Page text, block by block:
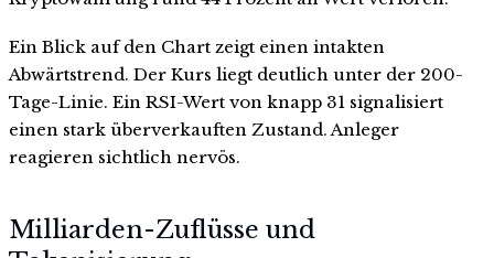
Ein Blick auf den Chart zeigt einen intakten
Abwärtstrend. Der Kurs liegt deutlich unter der 200-
Tage-Linie. Ein RSI-Wert von knapp 31 signalisiert
einen stark überverkauften Zustand. Anleger
reagieren sichtlich nervös.
Milliarden-Zuflüsse und